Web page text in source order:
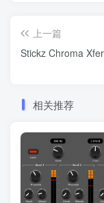
上一篇
Stickz Chroma
相关推荐